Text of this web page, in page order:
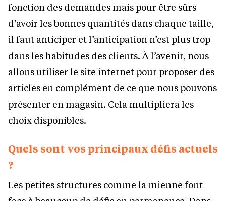
fonction des demandes mais pour être sûrs
d’avoir les bonnes quantités dans chaque taille,
il faut anticiper et l’anticipation n’est plus trop
dans les habitudes des clients. À l’avenir, nous
allons utiliser le site internet pour proposer des
articles en complément de ce que nous pouvons
présenter en magasin. Cela multipliera les
choix disponibles.
Quels sont vos principaux défis actuels
?
Les petites structures comme la mienne font